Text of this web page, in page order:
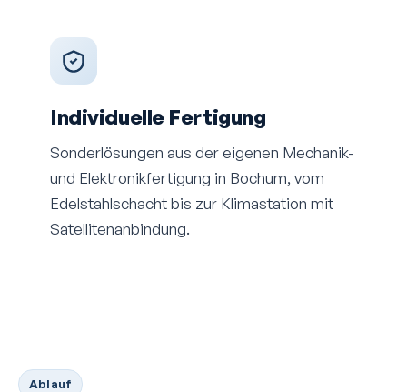
Individuelle Fertigung
Sonder­lösungen aus der eigenen Mechanik-
und Elektronik­fertigung in Bochum, vom
Edelstahl­schacht bis zur Klima­station mit
Satelliten­anbindung.
Ablauf